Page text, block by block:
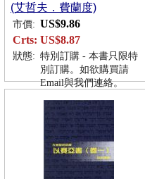
(艾哲夫．費蘭度)
市價: US$9.86
Crts: US$8.87
狀態: 特別訂購 - 本書只限特
別訂購。如欲購買請
Email與我們連絡。